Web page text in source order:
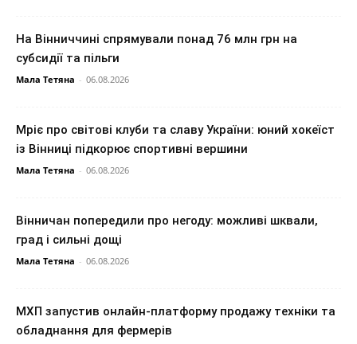
На Вінниччині спрямували понад 76 млн грн на
субсидії та пільги
Мала Тетяна - 06.08.2026
Мріє про світові клуби та славу України: юний хокеїст
із Вінниці підкорює спортивні вершини
Мала Тетяна - 06.08.2026
Вінничан попередили про негоду: можливі шквали,
град і сильні дощі
Мала Тетяна - 06.08.2026
МХП запустив онлайн-платформу продажу техніки та
обладнання для фермерів